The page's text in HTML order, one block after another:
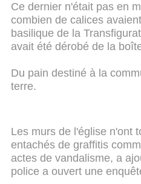
Ce dernier n'était pas en
combien de calices
basilique de la
avait été dérobé de la
Du pain destiné à la
terre.
Les murs de l'église n'ont
entachés de graffitis
actes de vandalisme, a
police a ouvert une